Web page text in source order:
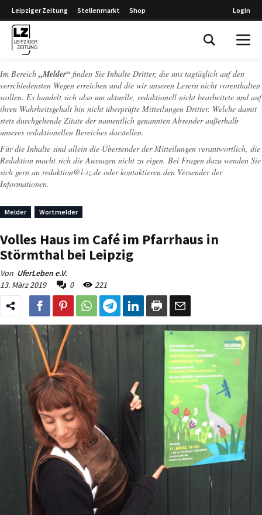
Leipziger Zeitung Stellenmarkt Shop Login
Im Bereich „Melder“ finden Sie Inhalte Dritter, die uns tagtäglich auf den
verschiedensten Wegen erreichen und die wir unseren Lesern nicht vorenthalten
wollen. Es handelt sich also um aktuelle, redaktionell nicht bearbeitete und auf
ihren Wahrheitsgehalt hin nicht überprüfte Mitteilungen Dritter. Welche damit
stets durchgehende Zitate der namentlich genannten Absender außerhalb
unseres redaktionellen Bereiches darstellen.
Für die Inhalte sind allein die Übersender der Mitteilungen verantwortlich, die
Redaktion macht sich die Aussagen nicht zu eigen. Bei Fragen dazu wenden Sie
sich gern an redaktion@l-iz.de oder kontaktieren den Versender der
Informationen.
Melder Wortmelder
Volles Haus im Café im Pfarrhaus in
Störmthal bei Leipzig
Von UferLeben e.V.
13. März 2019
0 221